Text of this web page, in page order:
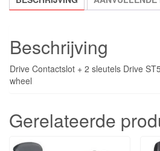
Beschrijving
Drive Contactslot + 2 sleutels Drive
wheel
Gerelateerde